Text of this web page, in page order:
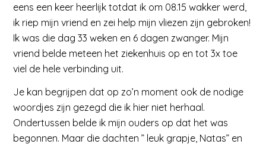
eens een keer heerlijk totdat ik om 08.15 wakker werd,
ik riep mijn vriend en zei help mijn vliezen zijn gebroken!
Ik was die dag 33 weken en 6 dagen zwanger. Mijn
vriend belde meteen het ziekenhuis op en tot 3x toe
viel de hele verbinding uit.
Je kan begrijpen dat op zo’n moment ook de nodige
woordjes zijn gezegd die ik hier niet herhaal.
Ondertussen belde ik mijn ouders op dat het was
begonnen. Maar die dachten ” leuk grapje, Natas” en